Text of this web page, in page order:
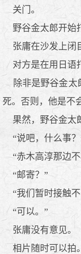
关门。
野谷金太郎开始
张庸在沙发上闭
对方是在用日语
除非是野谷金太
死。否则，他是不
果然，野谷金太
“说吧，什么事？
“赤木高淳那边不
“邮寄？”
“我们暂时接触不
“可以。”
张庸没有意见。
相片随时可以拍